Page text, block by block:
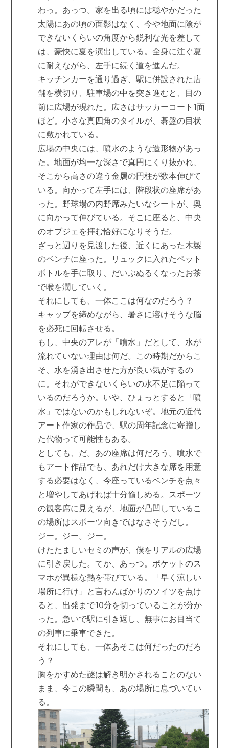
わっ。あっつ。家を出る頃には穏やかだった
太陽にあの頃の面影はなく、今や地面に陰が
できないくらいの角度から鋭利な光を差して
は、豪快に夏を演出している。全身に注ぐ夏
に耐えながら、左手に続く道を進んだ。
キッチンカーを通り過ぎ、駅に併設された店
舗を横切り、駐車場の中を突き進むと、目の
前に広場が現れた。広さはサッカーコート1面
ほど。小さな真四角のタイルが、碁盤の目状
に敷かれている。
広場の中央には、噴水のような造形物があっ
た。地面が均一な深さで真円にくり抜かれ、
そこから高さの違う金属の円柱が数本伸びて
いる。向かって左手には、階段状の座席があ
った。野球場の内野席みたいなシートが、奥
に向かって伸びている。そこに座ると、中央
のオブジェを拝む恰好になりそうだ。
ざっと辺りを見渡した後、近くにあった木製
のベンチに座った。リュックに入れたペット
ボトルを手に取り、だいぶぬるくなったお茶
で喉を潤していく。
それにしても、一体ここは何なのだろう？
キャップを締めながら、暑さに溶けそうな脳
を必死に回転させる。
もし、中央のアレが「噴水」だとして、水が
流れていない理由は何だ。この時期だからこ
そ、水を湧き出させた方が良い気がするの
に。それができないくらいの水不足に陥って
いるのだろうか。いや、ひょっとすると「噴
水」ではないのかもしれないぞ。地元の近代
アート作家の作品で、駅の周年記念に寄贈し
た代物って可能性もある。
としても、だ。あの座席は何だろう。噴水で
もアート作品でも、あれだけ大きな席を用意
する必要はなく、今座っているベンチを点々
と増やしてあげれば十分愉しめる。スポーツ
の観客席に見えるが、地面が凸凹しているこ
の場所はスポーツ向きではなさそうだし。
ジー。ジー。ジー。
けたたましいセミの声が、僕をリアルの広場
に引き戻した。てか、あっつ。ポケットのス
マホが異様な熱を帯びている。「早く涼しい
場所に行け」と言わんばかりのソイツを点け
ると、出発まで10分を切っていることが分か
った。急いで駅に引き返し、無事にお目当て
の列車に乗車できた。
それにしても、一体あそこは何だったのだろ
う？
胸をかすめた謎は解き明かされることのない
まま、今この瞬間も、あの場所に息づいてい
る。